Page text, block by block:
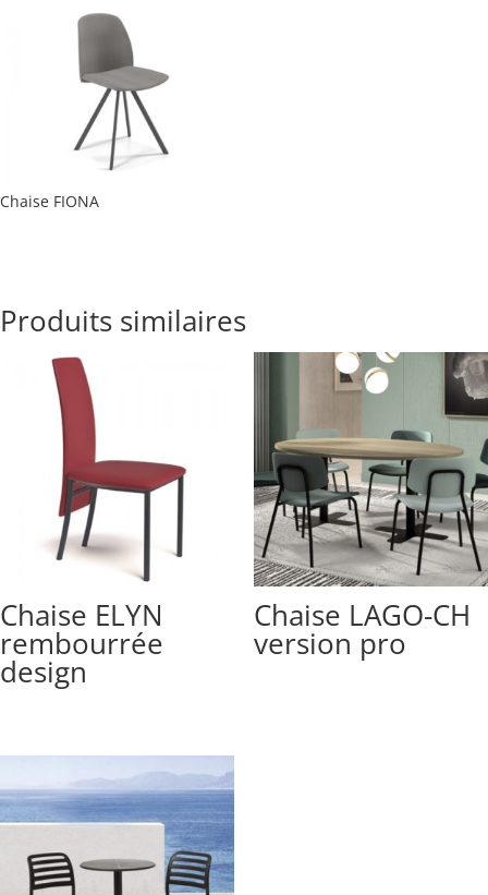
Chaise FIONA
Produits similaires
Chaise ELYN
rembourrée
design
Chaise LAGO-CH
version pro